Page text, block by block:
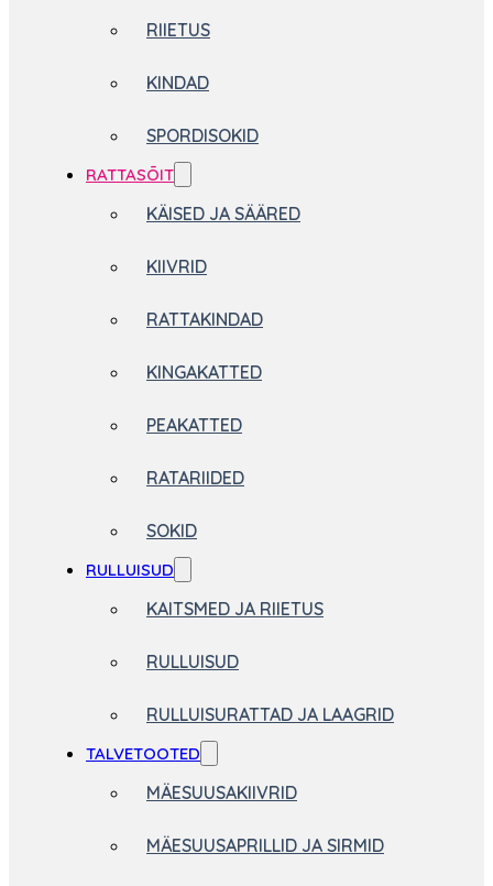
RIIETUS
KINDAD
SPORDISOKID
RATTASÕIT
KÄISED JA SÄÄRED
KIIVRID
RATTAKINDAD
KINGAKATTED
PEAKATTED
RATARIIDED
SOKID
RULLUISUD
KAITSMED JA RIIETUS
RULLUISUD
RULLUISURATTAD JA LAAGRID
TALVETOOTED
MÄESUUSAKIIVRID
MÄESUUSAPRILLID JA SIRMID